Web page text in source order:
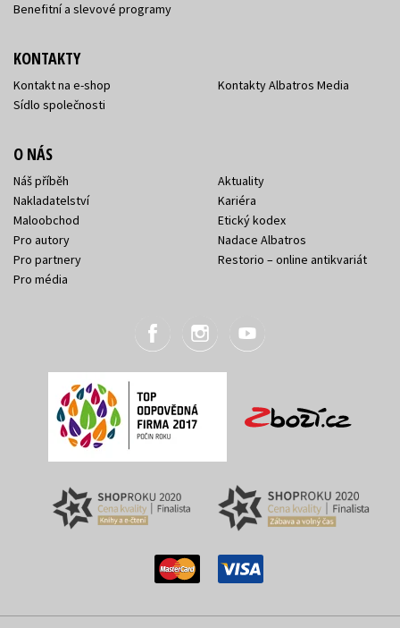
Benefitní a slevové programy
KONTAKTY
Kontakt na e-shop
Sídlo společnosti
Kontakty Albatros Media
O NÁS
Náš příběh
Nakladatelství
Maloobchod
Pro autory
Pro partnery
Pro média
Aktuality
Kariéra
Etický kodex
Nadace Albatros
Restorio – online antikvariát